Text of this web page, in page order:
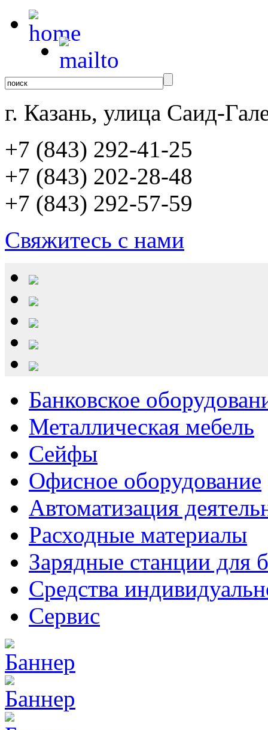
г. Казань, улица Саид-
+7 (843) 292-41-25
+7 (843) 202-28-48
+7 (843) 292-57-59
Свяжитесь с нами
Банковское
Металлическая мебель
Сейфы
Офисное оборудование
Автоматизация
Расходные материалы
Зарядные станции для
Средства
Сервис